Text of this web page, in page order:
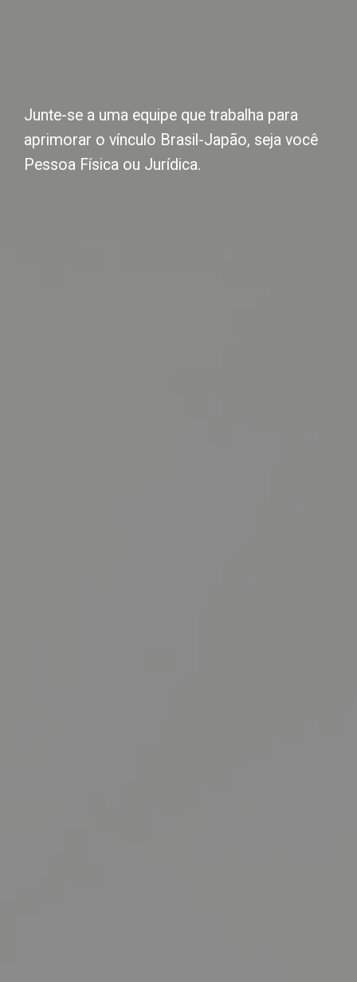
Junte-se a uma equipe que trabalha para
aprimorar o vínculo Brasil-Japão, seja você
Pessoa Física ou Jurídica.